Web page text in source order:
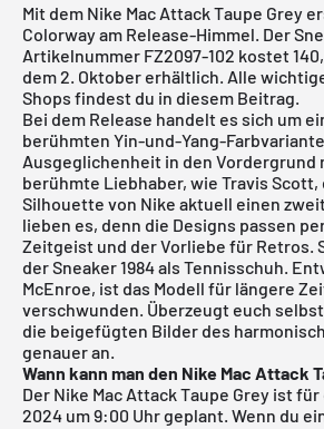
Mit dem Nike Mac Attack Taupe Grey
Colorway am Release-Himmel. Der
Artikelnummer FZ2097-102 kostet
dem 2. Oktober erhältlich. Alle
Shops findest du in diesem Beitrag.
Bei dem Release handelt es sich um
berühmten Yin-und-Yang-
Ausgeglichenheit in den Vordergrund
berühmte Liebhaber, wie Travis
Silhouette von Nike aktuell einen
lieben es, denn die Designs passen
Zeitgeist und der Vorliebe für Retros.
der Sneaker 1984 als Tennisschuh.
McEnroe, ist das Modell für längere
verschwunden. Überzeugt euch
die beigefügten Bilder des
genauer an.
Wann kann man den Nike Mac Attack
Der Nike Mac Attack Taupe Grey ist
2024 um 9:00 Uhr geplant. Wenn du